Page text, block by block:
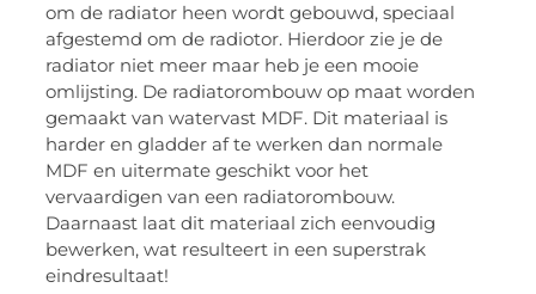
om de radiator heen wordt gebouwd, speciaal
afgestemd om de radiotor. Hierdoor zie je de
radiator niet meer maar heb je een mooie
omlijsting. De radiatorombouw op maat worden
gemaakt van watervast MDF. Dit materiaal is
harder en gladder af te werken dan normale
MDF en uitermate geschikt voor het
vervaardigen van een radiatorombouw.
Daarnaast laat dit materiaal zich eenvoudig
bewerken, wat resulteert in een superstrak
eindresultaat!